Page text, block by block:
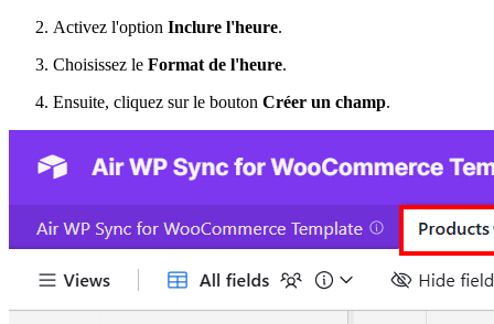
Activez l'option Inclure l'heure.
Choisissez le Format de l'heure.
Ensuite, cliquez sur le bouton Créer un champ.